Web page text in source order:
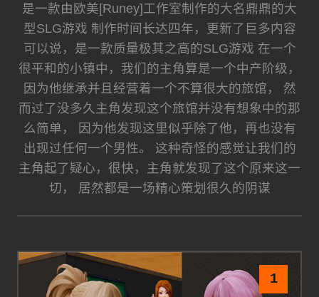
是一款由欧美[Runey]工作室制作的大名鼎鼎的大
型SLG游戏 制作时间长达四年，更新了巨多内容
可以说，是一款质量极其之高的SLG游戏 在一个
很平和的小镇中，我们的主角算是一个中产阶级，
因为他继承并且经营着一个不算很大的旅馆， 然
而过了没多久主角发现这个旅馆并没有想象中的那
么简单， 因为他发现这里似乎除了他，再也没有
出现过任何一个男性。 这种奇怪的感觉让我们的
主角起了疑心，很快，主角就发现了这个原来这一
切， 居然都是一场精心策划很久的阴谋
1